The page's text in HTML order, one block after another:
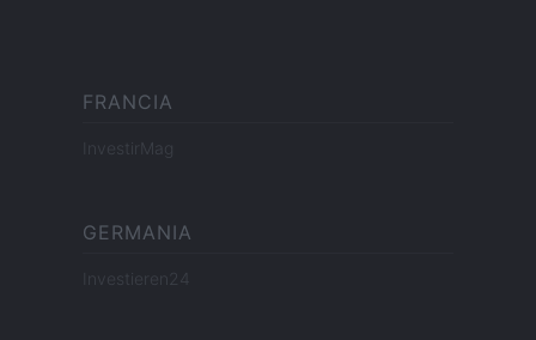
FRANCIA
InvestirMag
GERMANIA
Investieren24